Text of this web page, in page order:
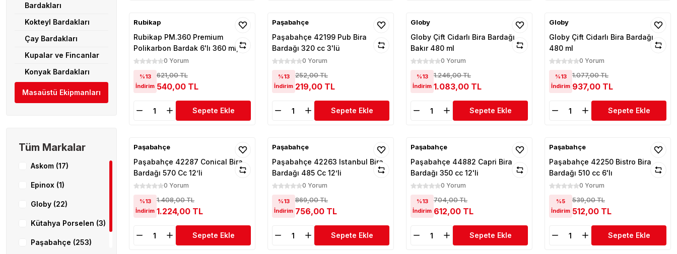
Bardakları
Kokteyl Bardakları
Çay Bardakları
Kupalar ve Fincanlar
Konyak Bardakları
Masaüstü Ekipmanları
Tüm Markalar
Askom (17)
Epinox (1)
Globy (22)
Kütahya Porselen (3)
Paşabahçe (253)
Rubikap
Rubikap PM.360 Premium
Polikarbon Bardak 6'lı 360 ml,
Amber
0 Yorum
%13
İndirim
621,00 TL
540,00 TL
Sepete Ekle
Paşabahçe
Paşabahçe 42199 Pub Bira
Bardağı 320 cc 3'lü
0 Yorum
%13
İndirim
252,00 TL
219,00 TL
Sepete Ekle
Globy
Globy Çift Cidarlı Bira Bardağı
Bakır 480 ml
0 Yorum
%13
İndirim
1.246,00 TL
1.083,00 TL
Sepete Ekle
Globy
Globy Çift Cidarlı Bira Bardağı
480 ml
0 Yorum
%13
İndirim
1.077,00 TL
937,00 TL
Sepete Ekle
Paşabahçe
Paşabahçe 42287 Conical Bira
Bardağı 570 Cc 12’li
0 Yorum
%13
İndirim
1.408,00 TL
1.224,00 TL
Sepete Ekle
Paşabahçe
Paşabahçe 42263 Istanbul Bira
Bardağı 485 Cc 12’li
0 Yorum
%13
İndirim
869,00 TL
756,00 TL
Sepete Ekle
Paşabahçe
Paşabahçe 44882 Capri Bira
Bardağı 350 cc 12'li
0 Yorum
%13
İndirim
704,00 TL
612,00 TL
Sepete Ekle
Paşabahçe
Paşabahçe 42250 Bistro Bira
Bardağı 510 cc 6'lı
0 Yorum
%5
İndirim
539,00 TL
512,00 TL
Sepete Ekle